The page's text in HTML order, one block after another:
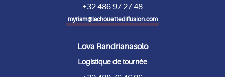
+32 486 97 27 48
myriam@lachouettediffusion.com
Lova Randrianasolo
Logistique de tournée